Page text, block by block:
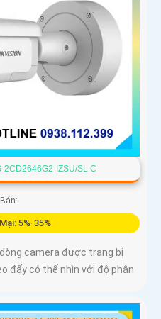
2CD2646G2-IZSU/SL C
5%-35%
dòng camera được trang bị
đấy có thể nhìn với độ phân